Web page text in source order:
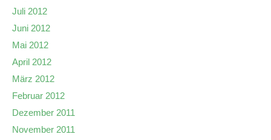
Juli 2012
Juni 2012
Mai 2012
April 2012
März 2012
Februar 2012
Dezember 2011
November 2011